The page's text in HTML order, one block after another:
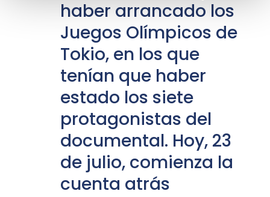
haber arrancado los
Juegos Olímpicos de
Tokio, en los que
tenían que haber
estado los siete
protagonistas del
documental. Hoy, 23
de julio, comienza la
cuenta atrás